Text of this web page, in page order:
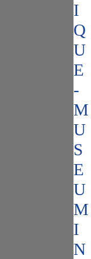
I
Q
U
E
-
M
U
S
E
U
M
I
N